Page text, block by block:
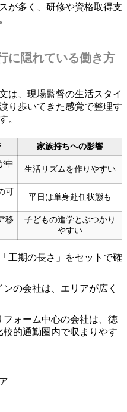
が多く、研修や資格取得支
に隠れている働き方
は、現場監督の生活スタイ
り歩いてきた感覚で整理す
。
家族持ちへの影響
中
生活リズムを作りやすい
可
平日は単身赴任状態も
移
子どもの進学とぶつかり
やすい
工期の長さ」をセットで確
の会社は、エリアが広く
ォーム中心の会社は、徳
的通勤圏内で収まりやす